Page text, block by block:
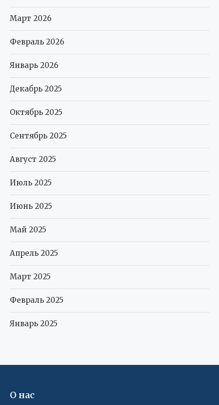
Март 2026
Февраль 2026
Январь 2026
Декабрь 2025
Октябрь 2025
Сентябрь 2025
Август 2025
Июль 2025
Июнь 2025
Май 2025
Апрель 2025
Март 2025
Февраль 2025
Январь 2025
О нас